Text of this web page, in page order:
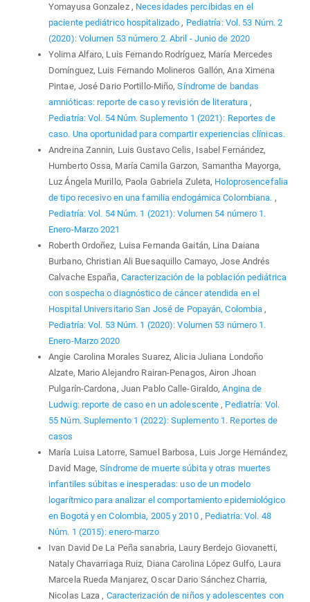
Yomayusa Gonzalez , Necesidades percibidas en el
paciente pediátrico hospitalizado, Pediatría: Vol. 53 Núm. 2
(2020): Volumen 53 número 2. Abril - Junio de 2020
Yolima Alfaro, Luis Fernando Rodríguez, María Mercedes
Domínguez, Luis Fernando Molineros Gallón, Ana Ximena
Pintae, José Dario Portillo-Miño,Síndrome de bandas
amnióticas: reporte de caso y revisión de literatura,
Pediatría: Vol. 54 Núm. Suplemento 1 (2021): Reportes de
caso. Una oportunidad para compartir experiencias clínicas.
Andreina Zannin, Luis Gustavo Celis, Isabel Fernández,
Humberto Ossa, María Camila Garzon, Samantha Mayorga,
Luz Ángela Murillo, Paola Gabriela Zuleta, Holoprosencefalia
de tipo recesivo en una familia endogámica Colombiana. ,
Pediatría: Vol. 54 Núm. 1 (2021): Volumen 54 número 1.
Enero-Marzo 2021
Roberth Ordoñez, Luisa Fernanda Gaitán, Lina Daiana
Burbano, Christian Ali Buesaquillo Camayo, Jose Andrés
Calvache España, Caracterización de la población pediátrica
con sospecha o diagnóstico de cáncer atendida en el
Hospital Universitario San José de Popayán, Colombia,
Pediatría: Vol. 53 Núm. 1 (2020): Volumen 53 número 1.
Enero-Marzo 2020
Angie Carolina Morales Suarez, Alicia Juliana Londoño
Alzate, Mario Alejandro Rairan-Penagos, Airon Jhoan
Pulgarín-Cardona, Juan Pablo Calle-Giraldo,Angina de
Ludwig: reporte de caso en un adolescente, Pediatría: Vol.
55 Núm. Suplemento 1 (2022): Suplemento 1. Reportes de
casos
María Luisa Latorre, Samuel Barbosa, Luis Jorge Hernández,
David Mage,Síndrome de muerte súbita y otras muertes
infantiles súbitas e inesperadas: uso de un modelo
logarítmico para analizar el comportamiento epidemiológico
en Bogotá y en Colombia, 2005 y 2010 , Pediatría: Vol. 48
Núm. 1 (2015): enero-marzo
Ivan David De La Peña sanabria, Laury Berdejo Giovanetti,
Nataly Chavarriaga Ruiz, Diana Carolina López Gulfo, Laura
Marcela Rueda Manjarez, Oscar Dario Sánchez Charria,
Nicolas Laza , Caracterización de niños y adolescentes con